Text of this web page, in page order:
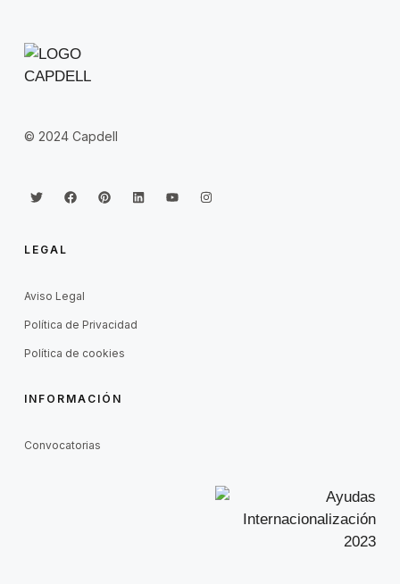
© 2024 Capdell
LEGAL
Aviso Legal
Política de Privacidad
Política de cookies
INFORMACIÓN
Convocatorias